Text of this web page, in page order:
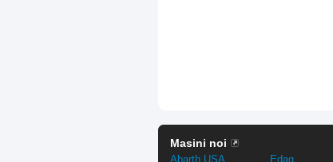
Masini noi
Abarth USA
Edag